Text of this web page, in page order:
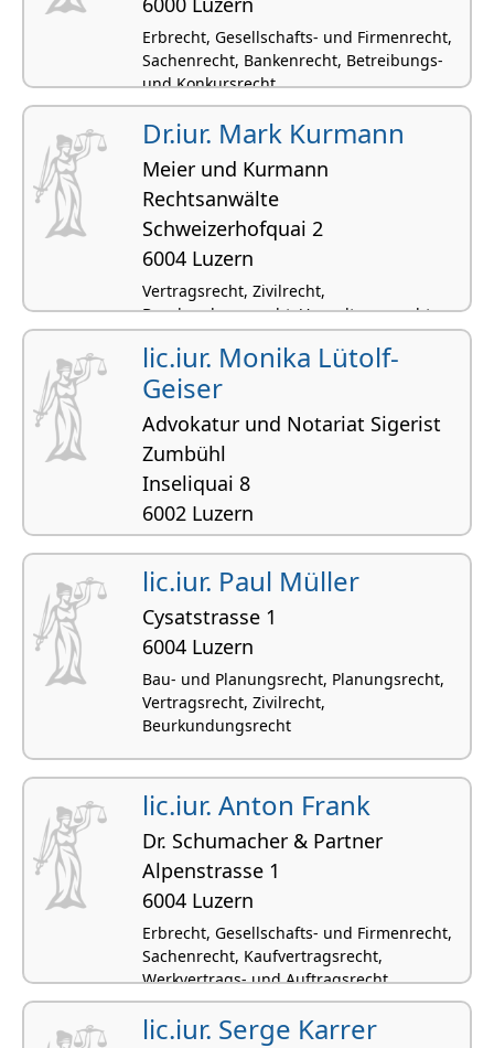
Erbrecht, Gesellschafts- und Firmenrecht,
Sachenrecht, Bankenrecht, Betreibungs-
und Konkursrecht
Dr.iur. Mark Kurmann
Meier und Kurmann
Rechtsanwälte
Schweizerhofquai 2
6004 Luzern
Vertragsrecht, Zivilrecht,
Beurkundungsrecht, Verwaltungsrecht,
Haftpflicht- und Versicherungsrecht
lic.iur. Monika Lütolf-
Geiser
Advokatur und Notariat Sigerist
Zumbühl
Inseliquai 8
6002 Luzern
Vertragsrecht, Gesellschafts- und
Firmenrecht, Arbeitsrecht
lic.iur. Paul Müller
Cysatstrasse 1
6004 Luzern
Bau- und Planungsrecht, Planungsrecht,
Vertragsrecht, Zivilrecht,
Beurkundungsrecht
lic.iur. Anton Frank
Dr. Schumacher & Partner
Alpenstrasse 1
6004 Luzern
Erbrecht, Gesellschafts- und Firmenrecht,
Sachenrecht, Kaufvertragsrecht,
Werkvertrags- und Auftragsrecht
lic.iur. Serge Karrer